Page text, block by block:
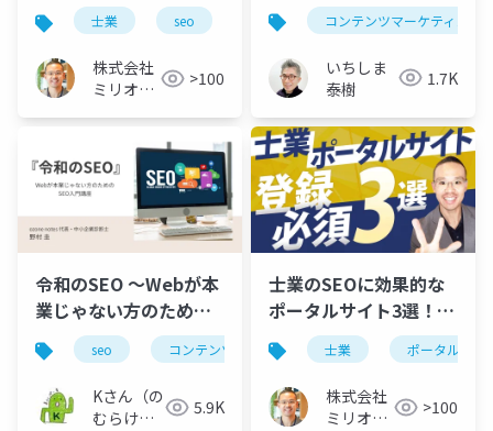
クセスアップ戦略
士業 seo アクセスアップ対策
株式会社
ミリオン
>100
年版） コンテンツマーケティング
いちしま
泰樹
1.7K
令和のSEO 〜Webが本
業じゃない方のための
SEO入門講座〜
seo コンテンツマーケティング webマーケティン
Kさん（の
むらけ
5.9K
士業のSEOに効果的な
ポータルサイト3選！集
客のコツも解説
士業 ポータルサイ
株式会社
ミリオン
>100